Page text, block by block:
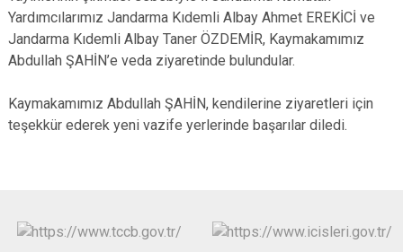
Yardımcılarımız Jandarma Kıdemli Albay Ahmet EREKİCİ ve
Jandarma Kıdemli Albay Taner ÖZDEMİR, Kaymakamımız
Abdullah ŞAHİN’e veda ziyaretinde bulundular.
Kaymakamımız Abdullah ŞAHİN, kendilerine ziyaretleri için
teşekkür ederek yeni vazife yerlerinde başarılar diledi.